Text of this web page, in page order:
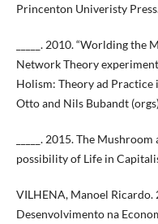
Princenton Univeristy
_____. 2010. “Worlding
Network Theory
Holism: Theory ad
Otto and Nils Bubandt
_____. 2015. The
possibility of Life in
VILHENA, Manoel Ricardo.
Desenvolvimento na